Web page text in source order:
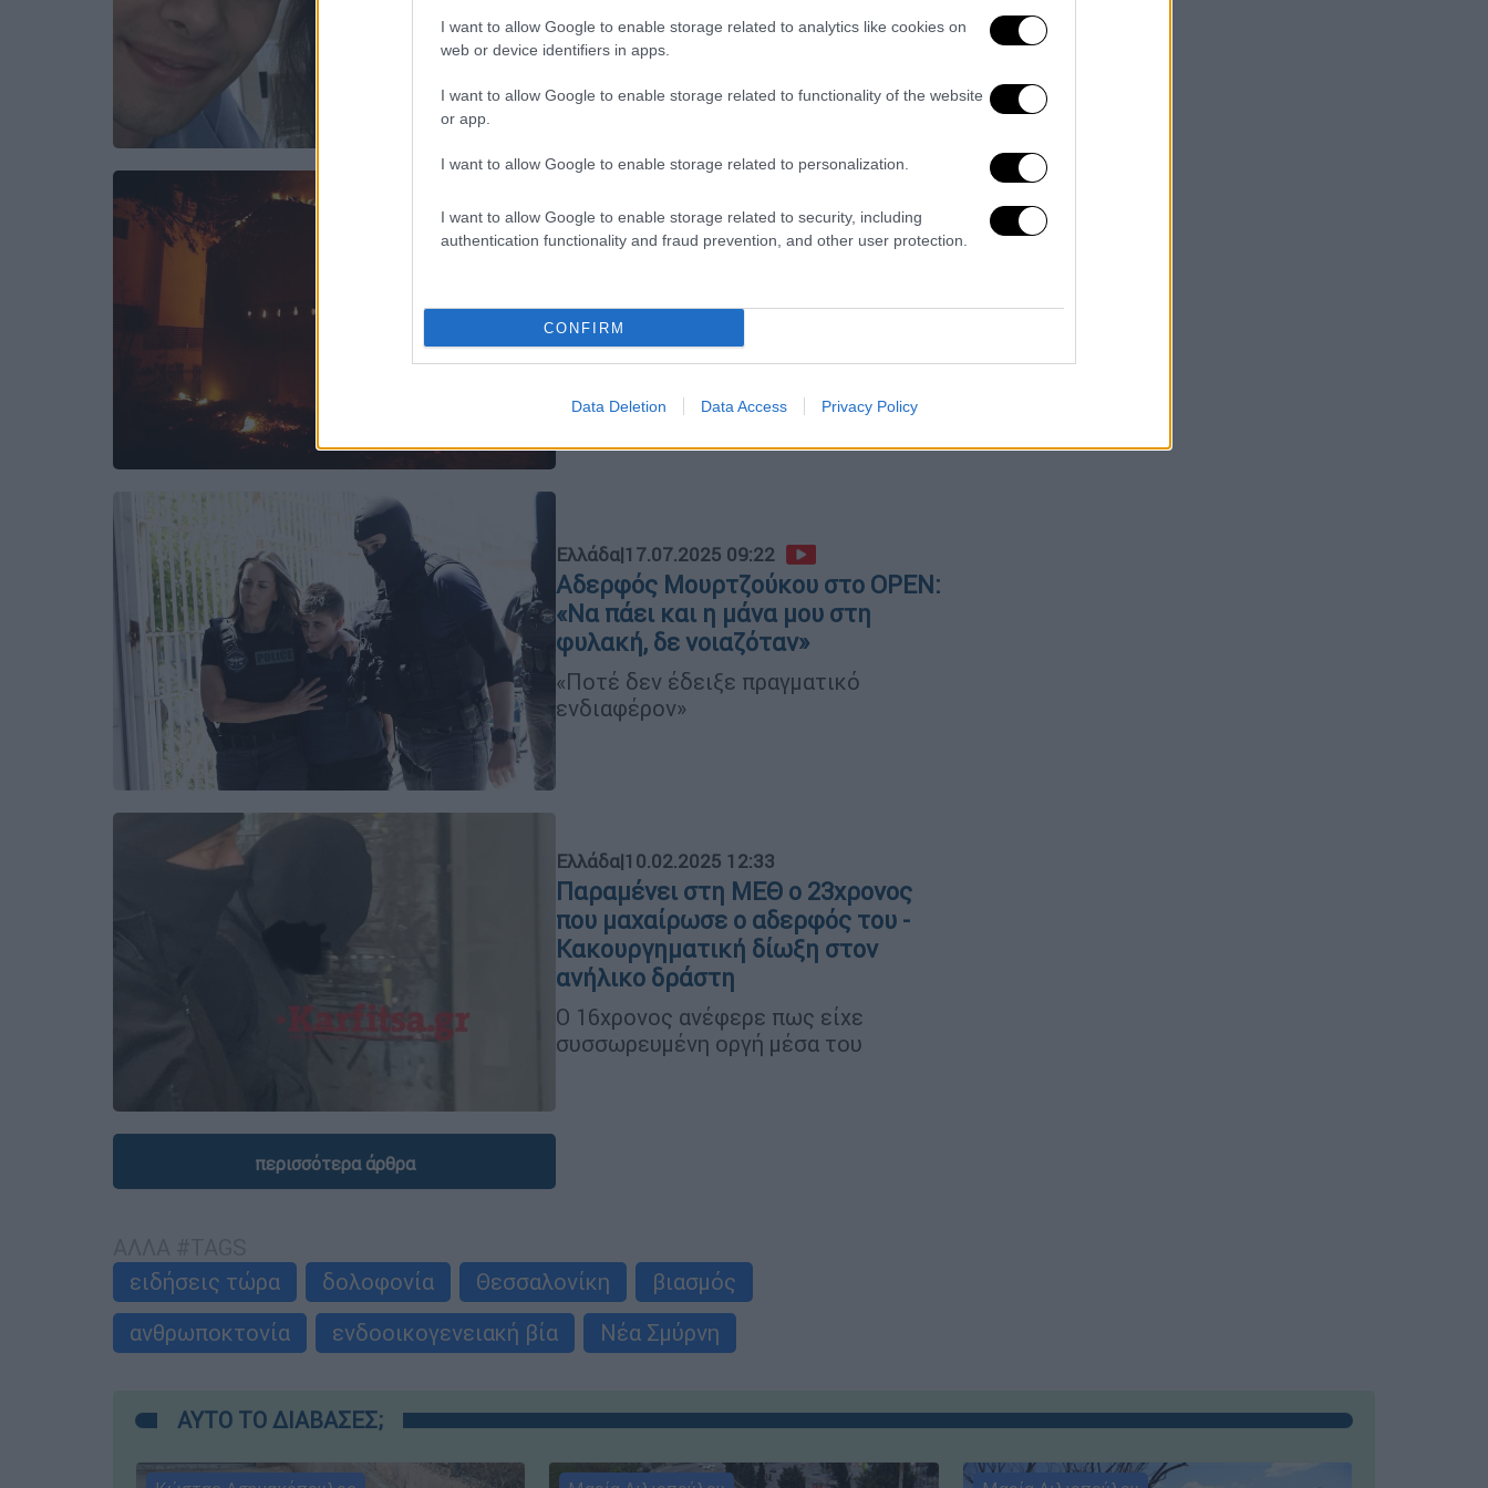
I want to allow Google to enable storage related to analytics like cookies on
web or device identifiers in apps.
I want to allow Google to enable storage related to functionality of the website
or app.
I want to allow Google to enable storage related to personalization.
I want to allow Google to enable storage related to security, including
authentication functionality and fraud prevention, and other user protection.
CONFIRM
Data Deletion Data Access Privacy Policy
Μια συγκινητική ανάρτηση ανέβασε ο
αδερφός της Κώστας Σαμαράς
Ελλάδα 23.07.2025 06:50
Τραγωδία στο Μάτι, 7 χρόνια μετά:
συγγενών τους
Με τον χρόνο να πιέζει, αφού σε έναν
της παραγραφής
Ελλάδα|17.07.2025 09:22
Αδερφός Μουρτζούκου στο OPEN:
«Να πάει και η μάνα μου στη
φυλακή, δε νοιαζόταν»
«Ποτέ δεν έδειξε πραγματικό
ενδιαφέρον»
Ελλάδα|10.02.2025 12:33
Παραμένει στη ΜΕΘ ο 23χρονος
που μαχαίρωσε ο αδερφός του -
Κακουργηματική δίωξη στον
ανήλικο δράστη
Ο 16χρονος ανέφερε πως είχε
συσσωρευμένη οργή μέσα του
περισσότερα άρθρα
ειδήσεις τώρα
δολοφονία Θεσσαλονίκη
βιασμός
ανθρωποκτονία
ενδοοικογενειακή βία Νέα Σμύρνη
ΑΥΤΟ ΤΟ ΔΙΑΒΑΣΕΣ;